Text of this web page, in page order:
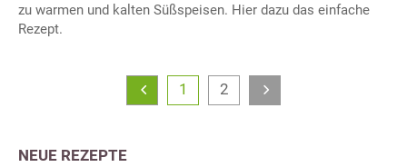
zu warmen und kalten Süßspeisen. Hier dazu das einfache
Rezept.
1 2
NEUE REZEPTE